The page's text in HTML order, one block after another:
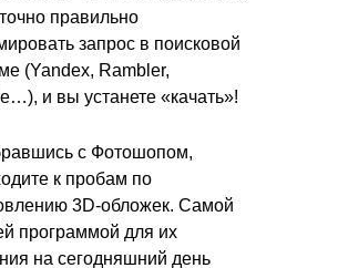
правильно
запрос в поисковой
(Yandex, Rambler,
и вы устанете «качать»!
с Фотошопом,
к пробам по
3D-обложек. Самой
программой для их
на сегодняшний день